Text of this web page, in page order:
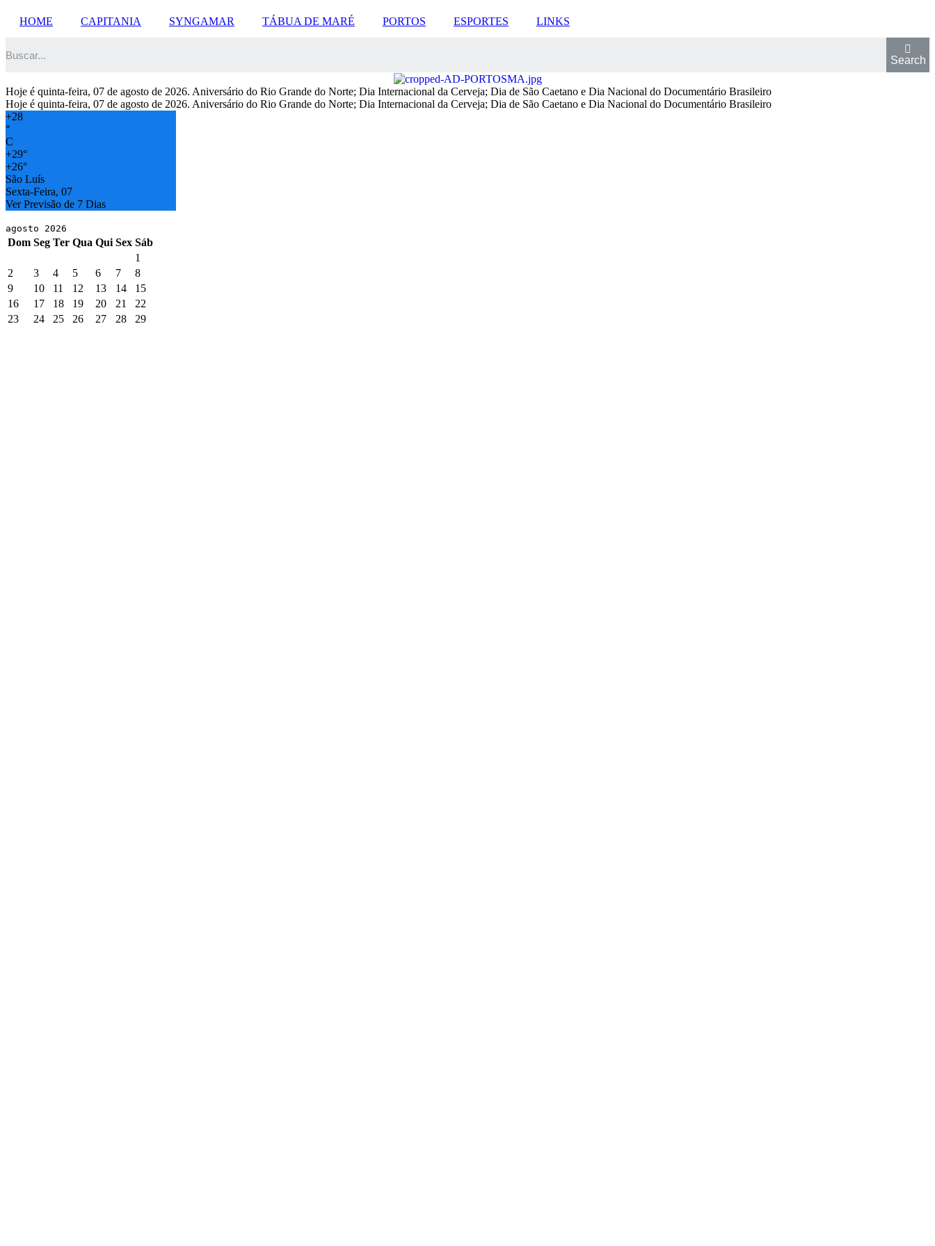
paraHOME CAPITANIA SYNGAMAR TÁBUA DE MARÉ PORTOS ESPORTES LINKS
Search
Hoje é quinta-feira, 07 de agosto de 2026. Aniversário do Rio Grande do Norte; Dia Internacional da Cerveja; Dia de São Caetano e Dia Nacional do Documentário Brasileiro
Hoje é quinta-feira, 07 de agosto de 2026. Aniversário do Rio Grande do Norte; Dia Internacional da Cerveja; Dia de São Caetano e Dia Nacional do Documentário Brasileiro
+28
°
C
+29°
+26°
São Luís
Sexta-Feira, 07
Ver Previsão de 7 Dias
agosto 2026
Dom Seg Ter Qua Qui Sex Sáb
1
2
3 4 5 6 7
8
9
10 11 12 13 14
15
16
17 18 19 20 21
22
23
24 25 26 27 28 29